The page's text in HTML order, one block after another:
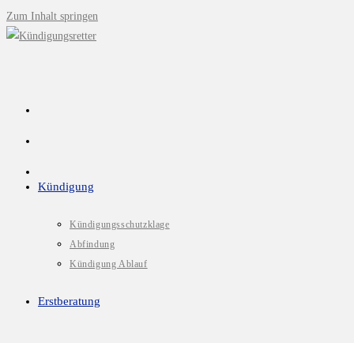
Zum Inhalt springen
Kündigung
Kündigungsschutzklage
Abfindung
Kündigung Ablauf
Erstberatung